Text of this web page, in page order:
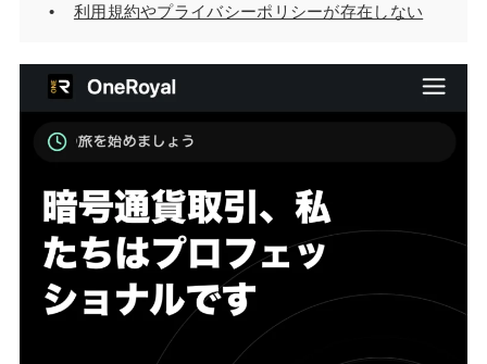
利用規約やプライバシーポリシーが存在しない